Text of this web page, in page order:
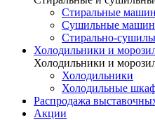
Стиральные
Сушильные
Стирально-
Холодильники и
Холодильники и
Холодильники
Холодильные
Распродажа
Акции